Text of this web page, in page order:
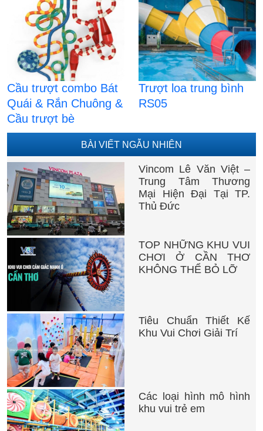
Cầu trượt combo Bát
Quái & Rắn Chuông &
Cầu trượt bè
Trượt loa trung bình
RS05
BÀI VIẾT NGẪU NHIÊN
Vincom Lê Văn Việt –
Trung Tâm Thương
Mại Hiện Đại Tại TP.
Thủ Đức
TOP NHỮNG KHU VUI
CHƠI Ở CẦN THƠ
KHÔNG THỂ BỎ LỠ
Tiêu Chuẩn Thiết Kế
Khu Vui Chơi Giải Trí
Các loại hình mô hình
khu vui trẻ em